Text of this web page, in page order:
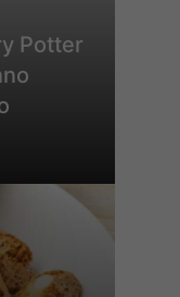
Potter